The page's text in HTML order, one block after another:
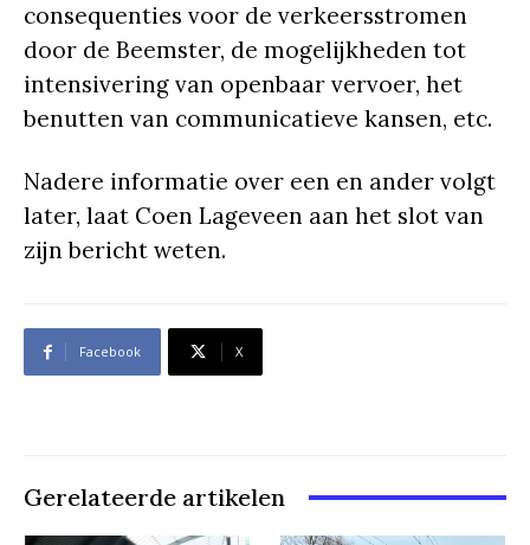
consequenties voor de verkeersstromen
door de Beemster, de mogelijkheden tot
intensivering van openbaar vervoer, het
benutten van communicatieve kansen, etc.
Nadere informatie over een en ander volgt
later, laat Coen Lageveen aan het slot van
zijn bericht weten.
Facebook X
Gerelateerde artikelen